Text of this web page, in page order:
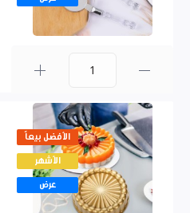
الأفضل بيعاً
الأشهر
عرض